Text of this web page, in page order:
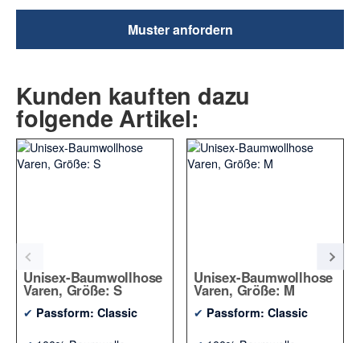
Muster anfordern
Kunden kauften dazu
folgende Artikel:
Unisex-Baumwollhose
Varen, Größe: S
✔ Passform: Classic
Unisex-Baumwollhose
Varen, Größe: M
✔ Passform: Classic